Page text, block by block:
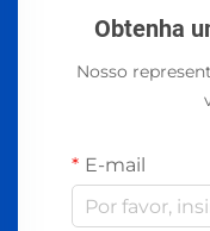
Obtenha
Nosso
E-mail